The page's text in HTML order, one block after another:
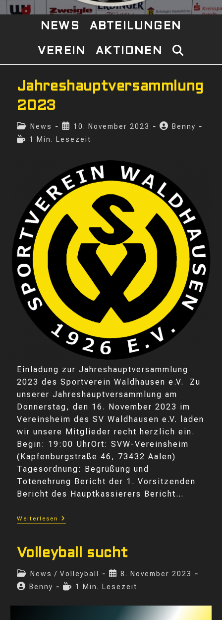
NEWS ABTEILUNGEN
VEREIN AKTIONEN WEBSITE-
Jahreshauptversammlung
2023
Beitrags-
Kategorie:
News
Beitrag
veröffentlicht:
10. November 2023
Beitrags-
Benny
Lesedauer:
1 Min. Lesezeit
Einladung zur Jahreshauptversammlung
2023 des Sportverein Waldhausen e.V. Zu
unserer Jahreshauptversammlung am
Donnerstag, den 16. November 2023 im
Vereinsheim des SV Waldhausen e.V. laden
wir unsere Mitglieder recht herzlich ein.
Begin: 19:00 UhrOrt: SVW-Vereinsheim
(Kapfenburgstraße 46, 73432 Aalen)
Tagesordnung: Begrüßung und
Totenehrung Bericht der 1. Vorsitzenden
Bericht des Hauptkassierers Bericht…
Weiterlesen
Jahreshauptversammlung
Volleyball sucht
Beitrags-
Kategorie:
News / Volleyball
Beitrag
veröffentlicht:
8. November 2023
Beitrags-
Benny Lesedauer:
1 Min. Lesezeit